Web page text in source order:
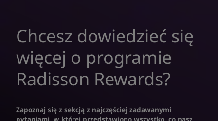
Chcesz dowiedzieć się
więcej o programie
Radisson Rewards?
Zapoznaj się z sekcją z najczęściej zadawanymi
pytaniami, w której przedstawiono wszystko, co nasz